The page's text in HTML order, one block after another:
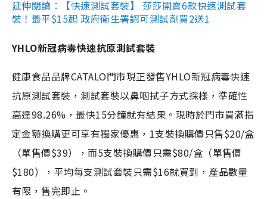
延伸閱讀：【快速測試套裝】 莎莎開賣6款快速測試套
裝！最平$15起 政府衛生署認可測試劑買2送1
YHLO新冠病毒快速抗原測試套裝
健康食品品牌CATALO門市現正發售YHLO新冠病毒快速
抗原測試套裝，測試套裝以鼻咽拭子方式採樣，準確性
高達98.26%，最快15分鐘就有結果。現時於門市買滿指
定金額換購更可享有獨家優惠，1支裝換購價只售$20/盒
（單售價$39），而5支裝換購價只需$80/盒（單售價
$180），平均每支測試套裝只需$16就買到，產品數量
有限，售完即止。